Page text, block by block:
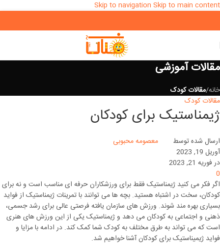
Skip to navigation Skip to main content
مقالات آموزشی
خانه/مقالات کودک
مقالات کودک
ژیمناستیک برای کودکان
ارسال شده توسط
معصومه محبوبی
آوریل 19, 2023
در فوریه 21, 2023
0
اگر فکر می کنید ژیمناستیک فقط برای ورزشکاران حرفه ای مناسب است و نه برای
کودکان، سخت در اشتباه هستید. بچه ها می توانند با تمرینات ژیمناستیک از فواید
بسیاری بهره مند شوند. ورزش های سازمان یافته فرصتی عالی برای رشد جسمی،
ذهنی و اجتماعی به کودکان می دهد و ژیمناستیک یکی از این ورزش های هنری
است که می تواند به طرق مختلف به کودک شما کمک کند. در ادامه با مزایا و
فواید ژیمیناستیک برای کودکان آشنا خواهیم شد.